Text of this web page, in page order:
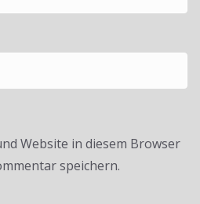
Website in diesem Browser
speichern.